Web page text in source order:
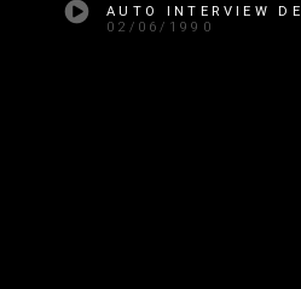
AUTO INTERVIEW
02/06/1990